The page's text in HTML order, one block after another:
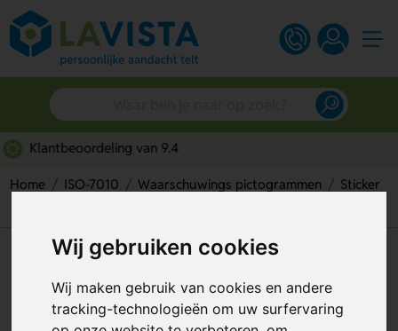
Wij gebruiken cookies
Wij maken gebruik van cookies en andere
tracking-technologieën om uw surfervaring
Gratis digitaal ontwerp
Home ISO-7010 Waarschuwings pictogrammen
Sticker
Warning; Laser Beam (Sticker)
Artikelnummer: 111868